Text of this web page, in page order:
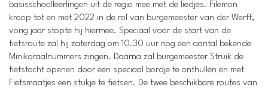
basisschoolleerlingen uit de regio mee met de liedjes. Filemon
kroop tot en met 2022 in de rol van burgemeester van der Werff,
vorig jaar stopte hij hiermee. Speciaal voor de start van de
fietsroute zal hij zaterdag om 10.30 uur nog een aantal bekende
Minikoraalnummers zingen. Daarna zal burgemeester Struik de
fietstocht openen door een speciaal bordje te onthullen en met
Fietsmaatjes een stukje te fietsen. De twee beschikbare routes van